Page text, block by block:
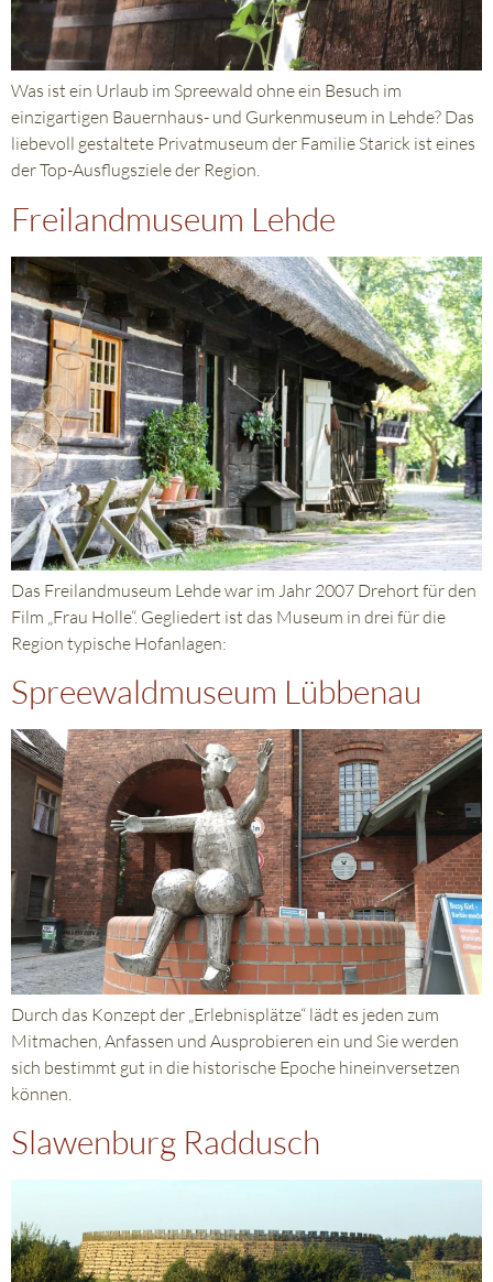
Was ist ein Urlaub im Spreewald ohne ein Besuch im
einzigartigen Bauernhaus- und Gurkenmuseum in Lehde? Das
liebevoll gestaltete Privatmuseum der Familie Starick ist eines
der Top-Ausflugsziele der Region.
Freilandmuseum Lehde
Das Freilandmuseum Lehde war im Jahr 2007 Drehort für den
Film „Frau Holle“. Gegliedert ist das Museum in drei für die
Region typische Hofanlagen:
Spreewaldmuseum Lübbenau
Durch das Konzept der „Erlebnisplätze“ lädt es jeden zum
Mitmachen, Anfassen und Ausprobieren ein und Sie werden
sich bestimmt gut in die historische Epoche hineinversetzen
können.
Slawenburg Raddusch